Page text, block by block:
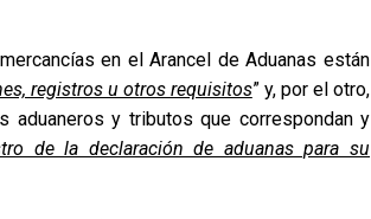
en el Arancel de Aduanas están
registros u otros requisitos” y, por el otro,
aduaneros y tributos que correspondan y
de la declaración de aduanas para su